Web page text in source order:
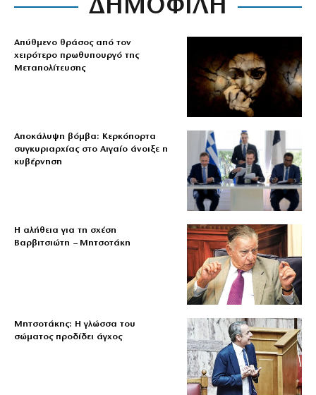
ΔΗΜΟΦΙΛΗ
Απύθμενο θράσος από τον
χειρότερο πρωθυπουργό της
Μεταπολίτευσης
Αποκάλυψη βόμβα: Κερκόπορτα
συγκυριαρχίας στο Αιγαίο άνοιξε η
κυβέρνηση
Η αλήθεια για τη σχέση
Βαρβιτσιώτη – Μητσοτάκη
Μητσοτάκης: Η γλώσσα του
σώματος προδίδει άγχος